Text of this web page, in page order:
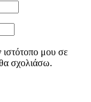
μου σε
σχολιάσω.